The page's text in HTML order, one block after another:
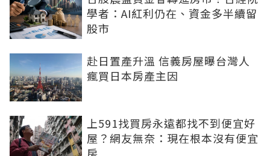
學者：AI紅利仍在、資金多半續留
股市
赴日置產升溫 信義房屋曝台灣人
瘋買日本房產主因
上591找買房永遠都找不到便宜好
屋？網友無奈：現在根本沒有便宜